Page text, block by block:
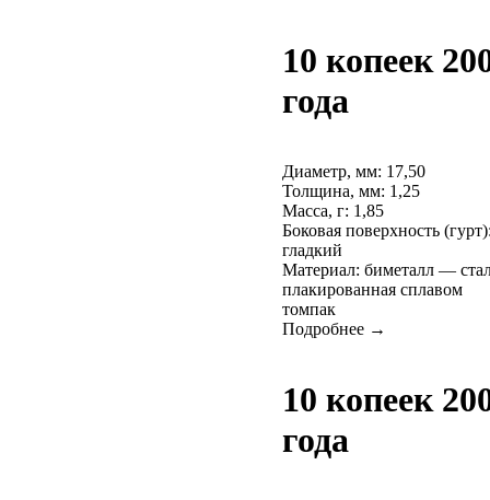
10 копеек
года
Диаметр, мм: 17,50
Толщина, мм: 1,25
Масса, г: 1,85
Боковая поверхность
гладкий
Материал: биметалл —
плакированная сплавом
томпак
Подробнее →
10 копеек
года